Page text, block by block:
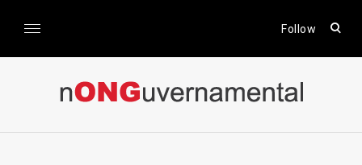
Follow
open
form
nONGuvernamental